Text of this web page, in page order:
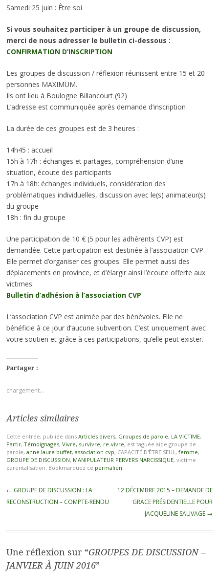
Samedi 25 juin : Être soi
Si vous souhaitez participer à un groupe de discussion,
merci de nous adresser le bulletin ci-dessous :
CONFIRMATION D’INSCRIPTION
Les groupes de discussion / réflexion réunissent entre 15 et 20
personnes MAXIMUM.
Ils ont lieu à Boulogne Billancourt (92)
L’adresse est communiquée après demande d’inscription
La durée de ces groupes est de 3 heures :
14h45 : accueil
15h à 17h : échanges et partages, compréhension d’une
situation, écoute des participants
17h à 18h: échanges individuels, considération des
problématiques individuelles, discussion avec le(s) animateur(s)
du groupe
18h : fin du groupe
Une participation de 10 € (5 pour les adhérents CVP) est
demandée. Cette participation est destinée à l’association CVP.
Elle permet d’organiser ces groupes. Elle permet aussi des
déplacements en province, et d’élargir ainsi l’écoute offerte aux
victimes.
Bulletin d’adhésion à l’association CVP
L’association CVP est animée par des bénévoles. Elle ne
bénéficie à ce jour d’aucune subvention. C’est uniquement avec
votre soutien et grâce à ces participations, qu’elle peut exister.
Partager :
chargement…
Articles similaires
Cette entrée, publiée dans Articles divers, Groupes de parole, LA VICTIME,
Partir, Témoignages, Vivre, survivre, re-vivre, est taguée aide groupe de
parole, anne laure buffet, association cvp, CAPACITÉ D'ÊTRE SEUL, femme,
GROUPE DE DISCUSSION, MANIPULATEUR PERVERS NARCISSIQUE, victime
parentalisation. Bookmarquez ce permalien.
← GROUPE DE DISCUSSION : LA
RECONSTRUCTION – COMPTE-RENDU
12 DÉCEMBRE 2015 – DEMANDE DE
GRACE PRÉSIDENTIELLE POUR
JACQUELINE SAUVAGE →
Une réflexion sur “GROUPES DE DISCUSSION –
JANVIER À JUIN 2016”